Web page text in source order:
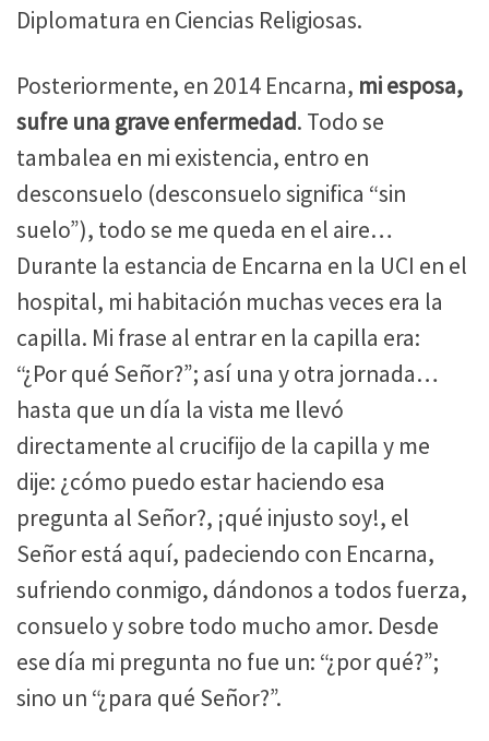
Diplomatura en Ciencias Religiosas.
Posteriormente, en 2014 Encarna, mi esposa,
sufre una grave enfermedad. Todo se
tambalea en mi existencia, entro en
desconsuelo (desconsuelo significa “sin
suelo”), todo se me queda en el aire…
Durante la estancia de Encarna en la UCI en el
hospital, mi habitación muchas veces era la
capilla. Mi frase al entrar en la capilla era:
“¿Por qué Señor?”; así una y otra jornada…
hasta que un día la vista me llevó
directamente al crucifijo de la capilla y me
dije: ¿cómo puedo estar haciendo esa
pregunta al Señor?, ¡qué injusto soy!, el
Señor está aquí, padeciendo con Encarna,
sufriendo conmigo, dándonos a todos fuerza,
consuelo y sobre todo mucho amor. Desde
ese día mi pregunta no fue un: “¿por qué?”;
sino un “¿para qué Señor?”.